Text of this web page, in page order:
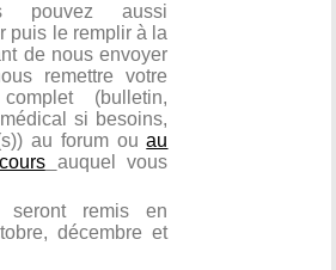
pouvez aussi
puis le remplir à la
de nous envoyer
remettre votre
(bulletin,
si besoins,
au forum ouau
auquel vous
seront remis en
décembre et